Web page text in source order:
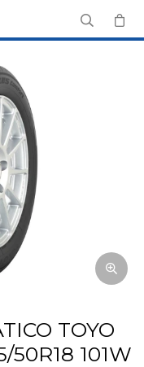
TOYO
50R18 101W